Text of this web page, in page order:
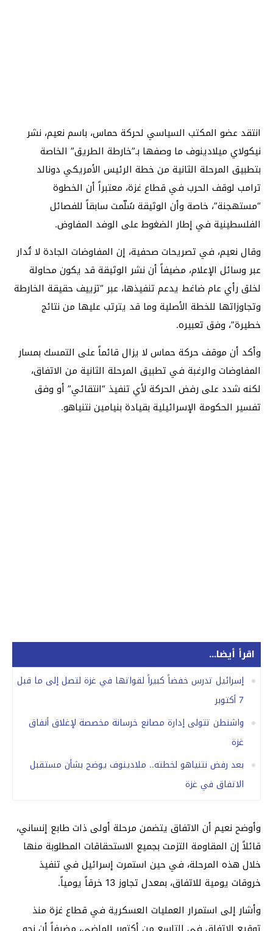
انتقد عضو المكتب السياسي لحركة حماس، باسم نعيم، نشر
نيكولاي ميلادينوف ما وصفها بـ”خارطة الطريق” الخاصة
بتطبيق المرحلة الثانية من خطة الرئيس الأمريكي دونالد
ترامب لوقف الحرب في قطاع غزة، معتبراً أن الخطوة
“مستهجنة”، خاصة وأن الوثيقة سُلّمت سابقاً للفصائل
الفلسطينية في إطار الضغوط على الوفد المفاوض.
وقال نعيم، في تصريحات صحفية، إن المفاوضات الجادة لا تُدار
عبر وسائل الإعلام، مضيفاً أن نشر الوثيقة قد يكون محاولة
لخلق رأي عام ضاغط يدعم تنفيذها، عبر “تزييف حقيقة الخارطة
وتجاوزاتها للخطة الأصلية وما قد يترتب عليها من نتائج
خطيرة”، وفق تعبيره.
وأكد أن موقف حركة حماس لا يزال قائماً على التمسك بمسار
المفاوضات والرغبة في تطبيق المرحلة الثانية من الاتفاق،
لكنه شدد على رفض الحركة لأي تنفيذ “انتقائي” أو وفق
تفسير الحكومة الإسرائيلية بقيادة بنيامين نتنياهو.
اقرأ أيضا...
إسرائيل تدرس خفضاً كبيراً لقواتها في غزة لتصل إلى ما قبل
7 أكتوبر
واشنطن تتولى إدارة مصانع خرسانة مخصصة لإغلاق أنفاق
غزة
بعد رفض نتنياهو لخطته.. ملادينوف يوضح بشأن مستقبل
الاتفاق في غزة
وأوضح نعيم أن الاتفاق يتضمن مرحلة أولى ذات طابع إنساني،
قائلاً إن المقاومة التزمت بجميع الاستحقاقات المطلوبة منها
خلال هذه المرحلة، في حين استمرت إسرائيل في تنفيذ
خروقات يومية للاتفاق، بمعدل تجاوز 13 خرقاً يومياً.
وأشار إلى استمرار العمليات العسكرية في قطاع غزة منذ